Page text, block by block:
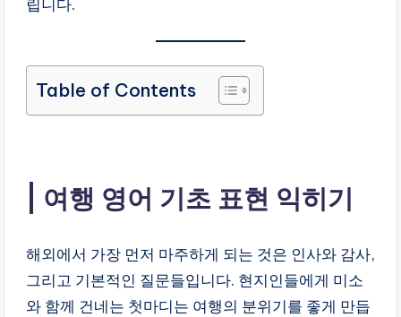
립니다.
Table of Contents
여행 영어 기초 표현 익히기
해외에서 가장 먼저 마주하게 되는 것은 인사와 감사,
그리고 기본적인 질문들입니다. 현지인들에게 미소
와 함께 건네는 첫마디는 여행의 분위기를 좋게 만듭